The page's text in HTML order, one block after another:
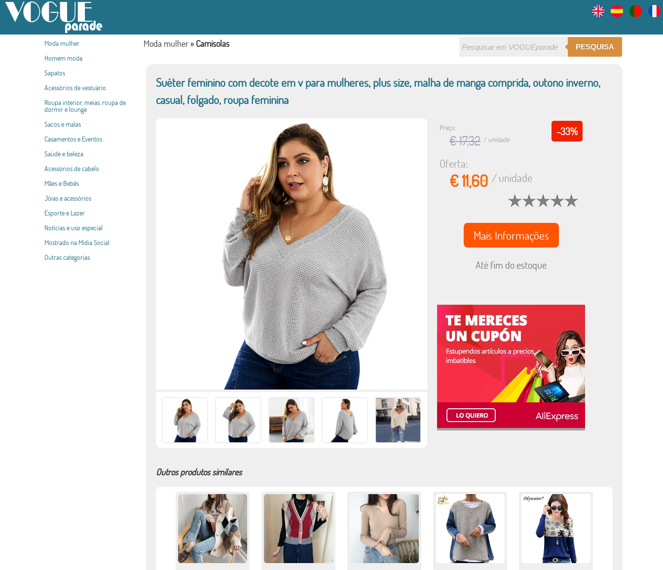
Moda mulher
Homem moda
Sapatos
Acessórios de vestuário
Roupa interior, meias, roupa de
dormir e lounge
Sacos e malas
Casamentos e Eventos
Saúde e beleza
Acessórios de cabelo
Mães e Bebês
Jóias e acessórios
Esporte e Lazer
Notícias e uso especial
Mostrado na Mídia Social
Outras categorias
PESQUISA
Moda mulher » Camisolas
Suéter feminino com decote em v para mulheres, plus size, malha de manga comprida, outono inverno,
casual, folgado, roupa feminina
-33%
Preço:
€ 17,32 / unidade
Oferta:
€ 11,60 / unidade
Mais Informações
Até fim do estoque
Outros produtos similares